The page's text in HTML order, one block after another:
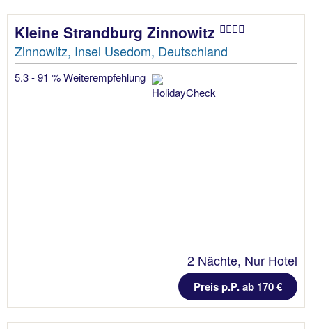
Kleine Strandburg Zinnowitz
Zinnowitz, Insel Usedom, Deutschland
5.3 - 91 % Weiterempfehlung
2 Nächte, Nur Hotel
Preis p.P. ab 170 €